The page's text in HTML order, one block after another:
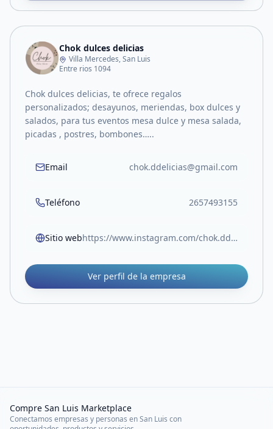
Chok dulces delicias
Villa Mercedes, San Luis
Entre rios 1094
Chok dulces delicias, te ofrece regalos
personalizados; desayunos, meriendas, box dulces y
salados, para tus eventos mesa dulce y mesa salada,
picadas , postres, bombones…..
Email chok.ddelicias@gmail.com
Teléfono 2657493155
Sitio web https://www.instagram.com/chok.ddelicias?igsh=MTlia3l2NnZkdHdiMQ==
Ver perfil de la empresa
Compre San Luis Marketplace
Conectamos empresas y personas en San Luis con